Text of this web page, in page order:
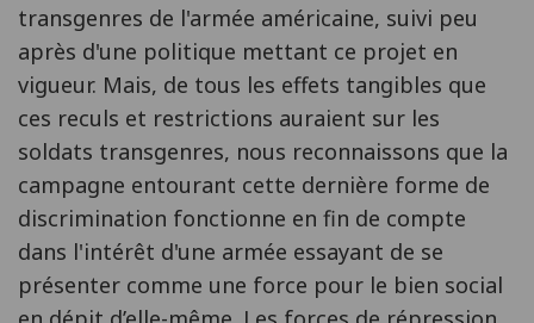
transgenres de l'armée américaine, suivi peu
après d'une politique mettant ce projet en
vigueur. Mais, de tous les effets tangibles que
ces reculs et restrictions auraient sur les
soldats transgenres, nous reconnaissons que la
campagne entourant cette dernière forme de
discrimination fonctionne en fin de compte
dans l'intérêt d'une armée essayant de se
présenter comme une force pour le bien social